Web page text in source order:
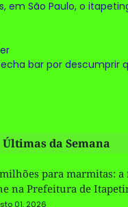
em São Paulo, o
bar por descumprir
Últimas da Semana
para marmitas: a
na Prefeitura de
01, 2026